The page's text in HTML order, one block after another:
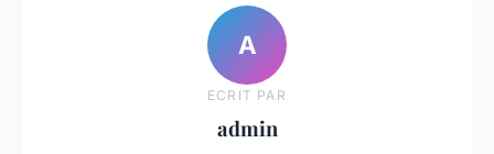
A
ECRIT PAR
admin